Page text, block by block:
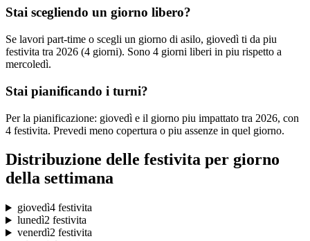
Stai scegliendo un giorno libero?
Se lavori part-time o scegli un giorno di asilo, giovedì ti da piu
festivita tra 2026 (4 giorni). Sono 4 giorni liberi in piu rispetto a
mercoledì.
Stai pianificando i turni?
Per la pianificazione: giovedì e il giorno piu impattato tra 2026, con
4 festivita. Prevedi meno copertura o piu assenze in quel giorno.
Distribuzione delle festivita per giorno
della settimana
giovedì4 festivita
lunedì2 festivita
venerdì2 festivita